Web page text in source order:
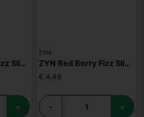
ZYN Red Berry Fizz Slim S2
+
ZYN
ZYN Red Berry Fizz Slim S3
€ 4,49
- +